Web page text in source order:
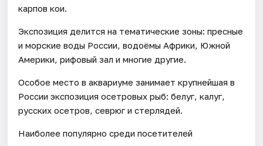
карпов кои.
Экспозиция делится на тематические зоны: пресные
и морские воды России, водоёмы Африки, Южной
Америки, рифовый зал и многие другие.
Особое место в аквариуме занимает крупнейшая в
России экспозиция осетровых рыб: белуг, калуг,
русских осетров, севрюг и стерлядей.
Наиболее популярно среди посетителей